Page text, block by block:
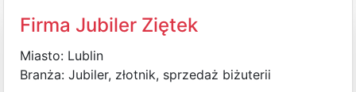
Firma Jubiler Ziętek
Miasto: Lublin
Branża: Jubiler, złotnik, sprzedaż biżuterii